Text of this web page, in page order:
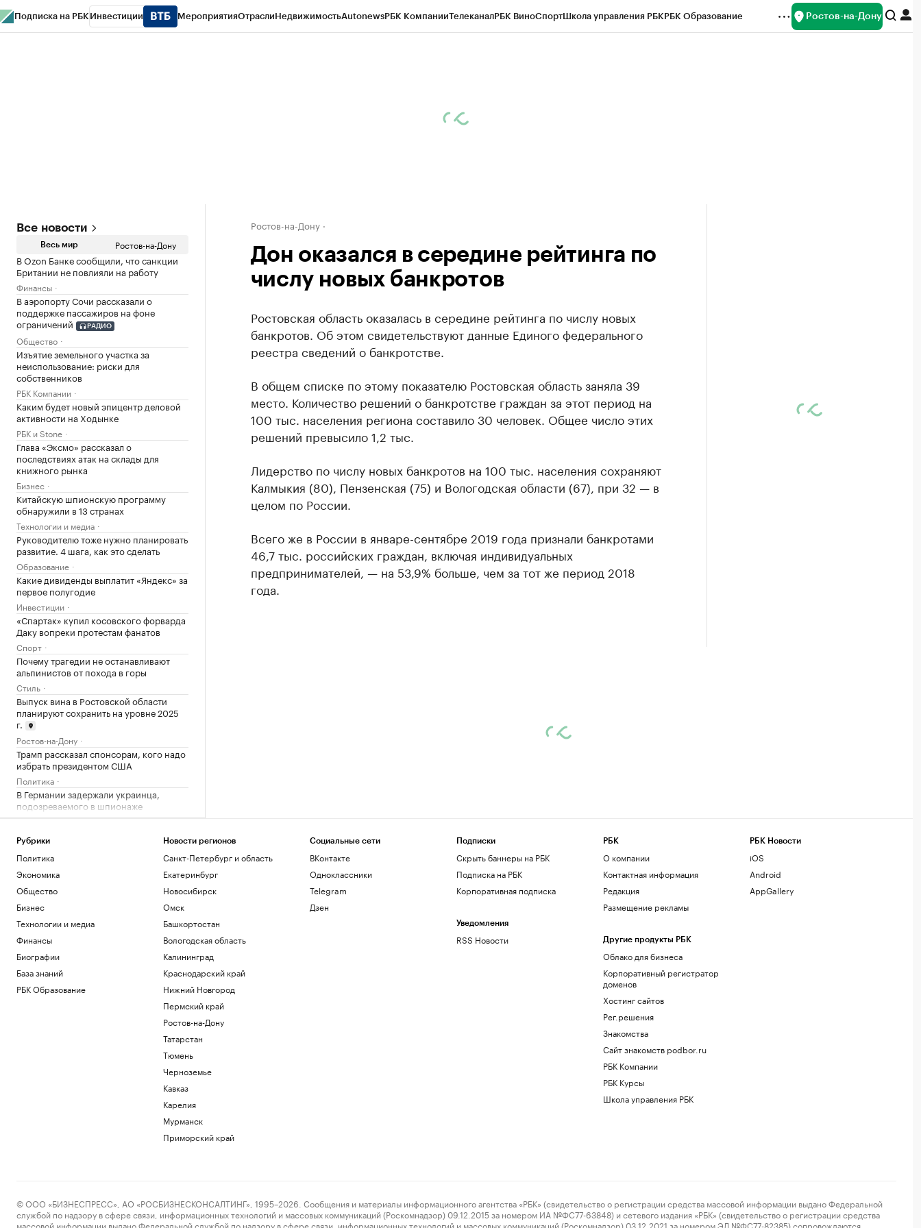
Подписка на РБК Инвестиции МероприятияОтраслиНедвижимостьAutonewsРБК КомпанииТелеканалРБК ВиноСпортШкола управления РБКРБК Образование Ростов-на-Дону
Все новости
Весь мир Ростов-на-Дону
В Ozon Банке сообщили, что санкции
Британии не повлияли на работу
Финансы
В аэропорту Сочи рассказали о
поддержке пассажиров на фоне
ограничений
РАДИО
Общество
Изъятие земельного участка за
неиспользование: риски для
собственников
РБК Компании
Каким будет новый эпицентр деловой
активности на Ходынке
РБК и Stone
Глава «Эксмо» рассказал о
последствиях атак на склады для
книжного рынка
Бизнес
Китайскую шпионскую программу
обнаружили в 13 странах
Технологии и медиа
Руководителю тоже нужно планировать
развитие. 4 шага, как это сделать
Образование
Какие дивиденды выплатит «Яндекс» за
первое полугодие
Инвестиции
«Спартак» купил косовского форварда
Даку вопреки протестам фанатов
Спорт
Почему трагедии не останавливают
альпинистов от похода в горы
Стиль
Выпуск вина в Ростовской области
планируют сохранить на уровне 2025
г.
Ростов-на-Дону
Трамп рассказал спонсорам, кого надо
избрать президентом США
Политика
В Германии задержали украинца,
подозреваемого в шпионаже
Политика
Минобрнауки проанализирует
ситуацию с платными местами в вузах
Политика
Степень MBA: что это такое и как ее
получить
Образование
«Эфко» прорабатывает резервные
цепочки поставок после атаки БПЛА в
Тамани
Ростов-на-Дону
Пикник Афиши в Петербурге: вышел
гид по активностям фестиваля
Компании
NBC узнал об экстренном собрании
Пентагона после «гневного звонка»
обвинили в незаконном обогащении
Поголовье крупного рогатого скота в
Ростовской области сократилось на
Ростов-на-Дону
Дон оказался в середине рейтинга по
числу новых банкротов
Ростовская область оказалась в середине рейтинга по числу новых
банкротов. Об этом свидетельствуют данные Единого федерального
реестра сведений о банкротстве.
В общем списке по этому показателю Ростовская область заняла 39
место. Количество решений о банкротстве граждан за этот период на
100 тыс. населения региона составило 30 человек. Общее число этих
решений превысило 1,2 тыс.
Лидерство по числу новых банкротов на 100 тыс. населения сохраняют
Калмыкия (80), Пензенская (75) и Вологодская области (67), при 32 — в
целом по России.
Всего же в России в январе-сентябре 2019 года признали банкротами
46,7 тыс. российских граждан, включая индивидуальных
предпринимателей, — на 53,9% больше, чем за тот же период 2018
года.
Рубрики
Политика
Экономика
Общество
Бизнес
Технологии и медиа
Финансы
Биографии
База знаний
РБК Образование
Новости регионов
Санкт-Петербург и область
Екатеринбург
Новосибирск
Омск
Башкортостан
Вологодская область
Калининград
Краснодарский край
Нижний Новгород
Пермский край
Ростов-на-Дону
Татарстан
Тюмень
Черноземье
Кавказ
Карелия
Мурманск
Приморский край
Социальные сети
ВКонтакте
Одноклассники
Telegram
Дзен
Подписки
Скрыть баннеры на РБК
Подписка на РБК
Корпоративная подписка
Уведомления
RSS Новости
РБК
О компании
Контактная информация
Редакция
Размещение рекламы
Другие продукты РБК
Облако для бизнеса
Корпоративный регистратор
доменов
Хостинг сайтов
Рег.решения
Знакомства
Сайт знакомств podbor.ru
РБК Компании
РБК Курсы
Школа управления РБК
РБК Новости
iOS
Android
AppGallery
© ООО «БИЗНЕСПРЕСС», АО «РОСБИЗНЕСКОНСАЛТИНГ», 1995–2026. Сообщения и материалы информационного агентства «РБК» (свидетельство о регистрации средства массовой информации выдано Федеральной
службой по надзору в сфере связи, информационных технологий и массовых коммуникаций (Роскомнадзор) 09.12.2015 за номером ИА №ФС77-63848) и сетевого издания «РБК» (свидетельство о регистрации средства
массовой информации выдано Федеральной службой по надзору в сфере связи, информационных технологий и массовых коммуникаций (Роскомнадзор) 03.12.2021 за номером ЭЛ №ФС77-82385) сопровождаются